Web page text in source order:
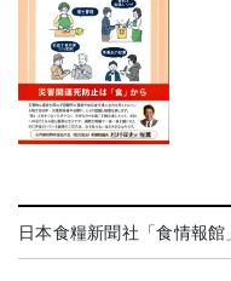
日本食糧新聞社「食情報館